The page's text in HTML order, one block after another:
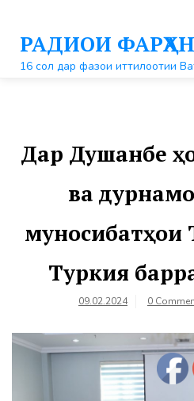
контентуРАДИОИ
16 сол дар фазои иттилоотии
Дар Душанбе
ва
муносибатҳои
Туркия
09.02.2024 0